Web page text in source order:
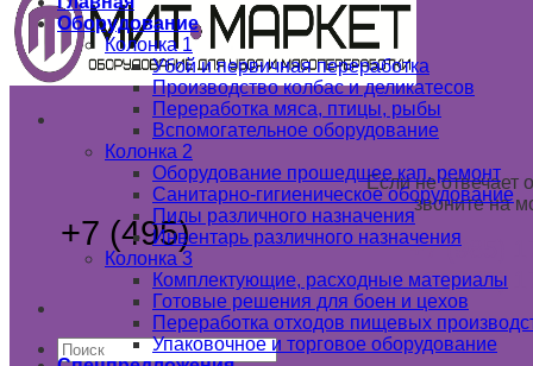
+7 (495)789 03 02
Если не отвечает
звоните на
+7 (985)
+7 (925)
Оборудование
Колонка 1
Убой и первичная переработка
Производство колбас и деликатесов
Переработка мяса, птицы, рыбы
Вспомогательное оборудование
Колонка 2
Оборудование прошедшее кап. ремонт
Санитарно-гигиеническое оборудование
Пилы различного назначения
Инвентарь различного назначения
Колонка 3
Комплектующие, расходные материалы
Готовые решения для боен и цехов
Переработка отходов пищевых
Упаковочное и торговое оборудование